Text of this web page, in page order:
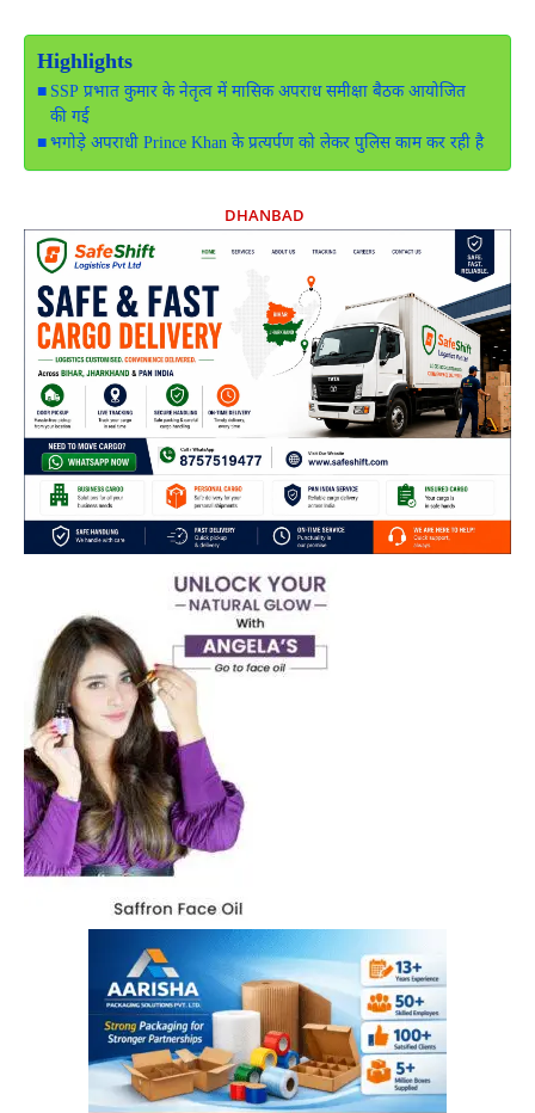
Highlights
SSP प्रभात कुमार के नेतृत्व में मासिक अपराध समीक्षा बैठक आयोजित
की गई
भगोड़े अपराधी Prince Khan के प्रत्यर्पण को लेकर पुलिस काम कर रही है
DHANBAD